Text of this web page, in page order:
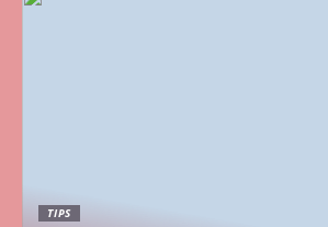
TIPS